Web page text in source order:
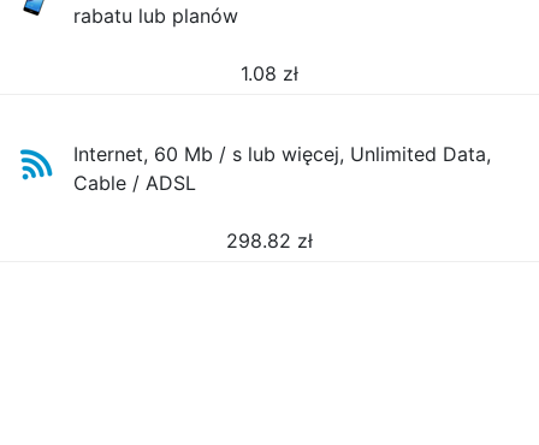
rabatu lub planów
1.08 zł
Internet, 60 Mb / s lub więcej, Unlimited Data,
Cable / ADSL
298.82 zł